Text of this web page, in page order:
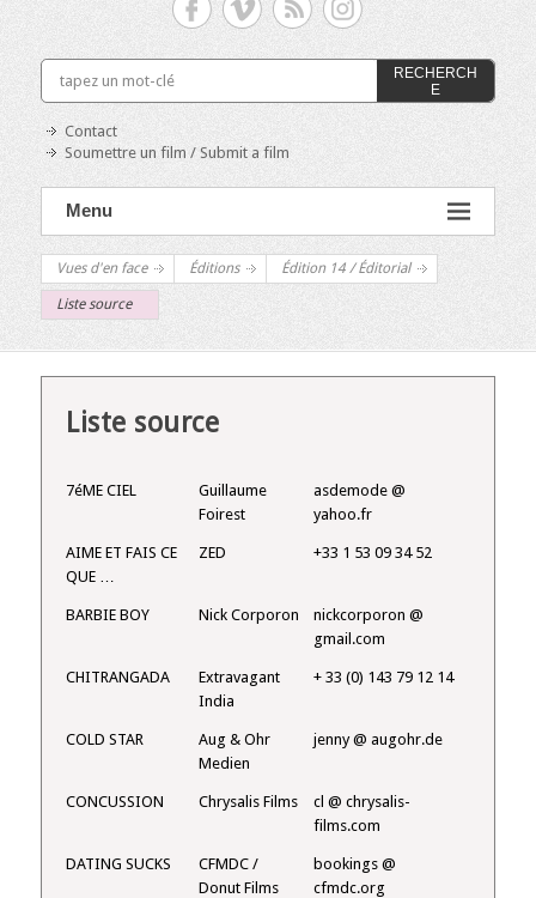
RECHERCH
E
Contact
Soumettre un film / Submit a film
Menu
Vues d'en face Éditions Édition 14 / Éditorial
Liste source
Liste source
7éME CIEL
Guillaume
Foirest
asdemode @
yahoo.fr
AIME ET FAIS CE
QUE …
ZED +33 1 53 09 34 52
BARBIE BOY Nick Corporon
nickcorporon @
gmail.com
CHITRANGADA
Extravagant
India
+ 33 (0) 143 79 12 14
COLD STAR
Aug & Ohr
Medien
jenny @ augohr.de
CONCUSSION Chrysalis Films
cl @ chrysalis-
films.com
DATING SUCKS
CFMDC /
Donut Films
bookings @
cfmdc.org